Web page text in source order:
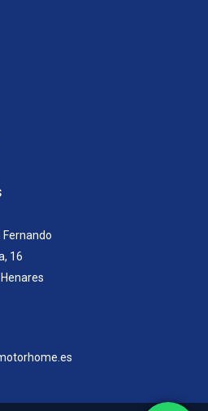
Fernando
16